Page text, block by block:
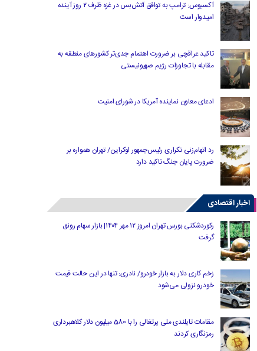
آکسیوس: ترامپ به توافق آتش‌بس در غزه ظرف ۲ روز آینده
امیدوار است
تاکید عراقچی بر ضرورت اهتمام جدی‌تر کشورهای منطقه به
مقابله با تجاوزات رژیم صهیونیستی
ادعای معاون نماینده آمریکا در شورای امنیت
رد اتهام‌زنی تکراری رئیس‌جمهور اوکراین/ تهران همواره بر
ضرورت پایان جنگ تاکید دارد
اخبار اقتصادی
رکوردشکنی بورس تهران امروز ۱۲ مهر ۱۴۰۴| بازار سهام رونق
گرفت
زخم کاری دلار به بازار خودرو/ نادری: تنها در این حالت قیمت
خودرو نزولی می‌شود
مقامات تایلندی ملی پرتغالی را با 580 میلیون دلار کلاهبرداری
رمزنگاری کردند